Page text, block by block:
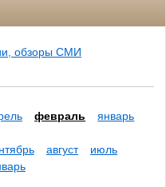
обзоры СМИ
февраль
январь
август
июль